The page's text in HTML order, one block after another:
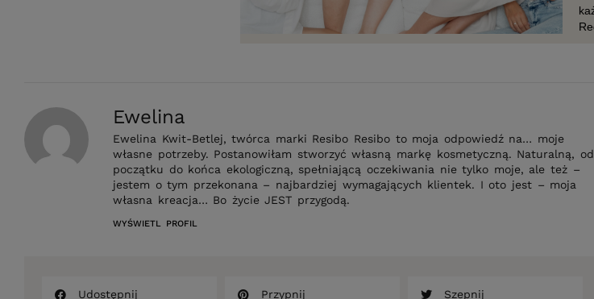
Ewelina
Ewelina Kwit-Betlej, twórca marki Resibo Resibo to moja odpowiedź na… moje
własne potrzeby. Postanowiłam stworzyć własną markę kosmetyczną. Naturalną, od
początku do końca ekologiczną, spełniającą oczekiwania nie tylko moje, ale też –
jestem o tym przekonana – najbardziej wymagających klientek. I oto jest – moja
własna kreacja… Bo życie JEST przygodą.
WYŚWIETL PROFIL
Udostępnij Przypnij Szepnij